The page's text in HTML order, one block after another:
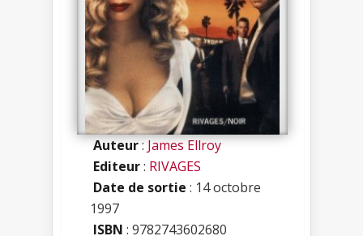
Auteur:James Ellroy
Editeur: RIVAGES
Date de sortie : 14 octobre
1997
ISBN : 9782743602680